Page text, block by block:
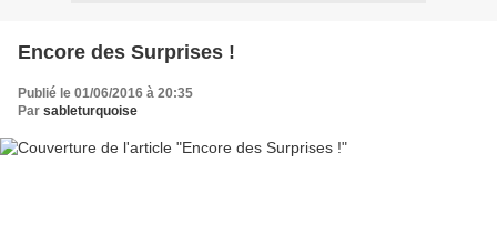
Encore des Surprises !
Publié le 01/06/2016 à 20:35
Par sableturquoise